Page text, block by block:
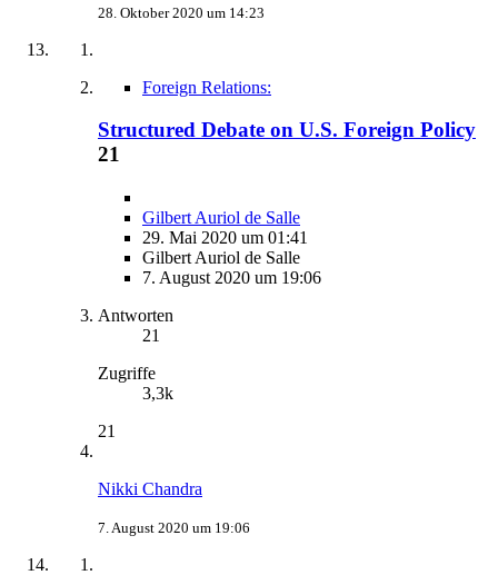
28. Oktober 2020 um 14:23
Foreign Relations:
Structured Debate on U.S. Foreign Policy
21
Gilbert Auriol de Salle
29. Mai 2020 um 01:41
Gilbert Auriol de Salle
7. August 2020 um 19:06
Antworten
21
Zugriffe
3,3k
21
Nikki Chandra
7. August 2020 um 19:06